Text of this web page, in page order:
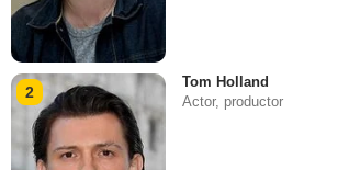
2
Tom Holland
Actor, productor